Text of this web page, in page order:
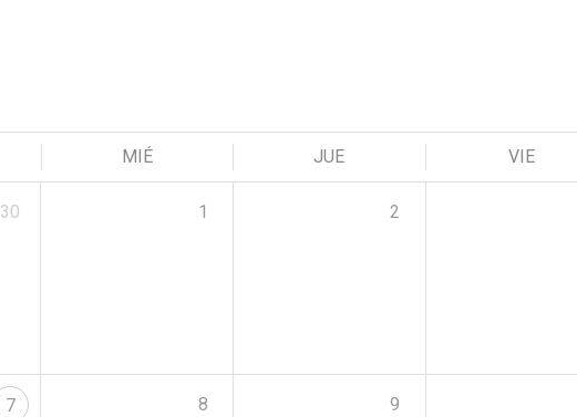
MIÉ JUE VIE
30 1 2
7 8 9